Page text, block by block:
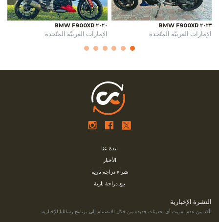
٢٠٢٣ BMW F900XR
الإمارات العربيّة المتّحدة
٢٠٢٠ BMW F900XR
الإمارات العربيّة المتّحدة
نبذة عنا
الأخبار
شراء دراجة نارية
بيع دراجة نارية
النشرة الإخبارية
تأكد من عدم تفويت أي تحديثات جديدة من خلال الانضمام إلى برنامج رسائلنا الإخبارية.